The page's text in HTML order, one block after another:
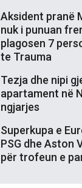
Aksident pranë
nuk i punuan
plagosen 7
te Trauma
Tezja dhe nipi
apartament në
ngjarjes
Superkupa e
PSG dhe Aston
për trofeun e